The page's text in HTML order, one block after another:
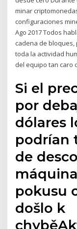
minar
configuraciones
Ago 2017 Todos
cadena de
toda la actividad
del equipo tan caro
Si el
por
dólares
podrían
de
pokusu
došlo k